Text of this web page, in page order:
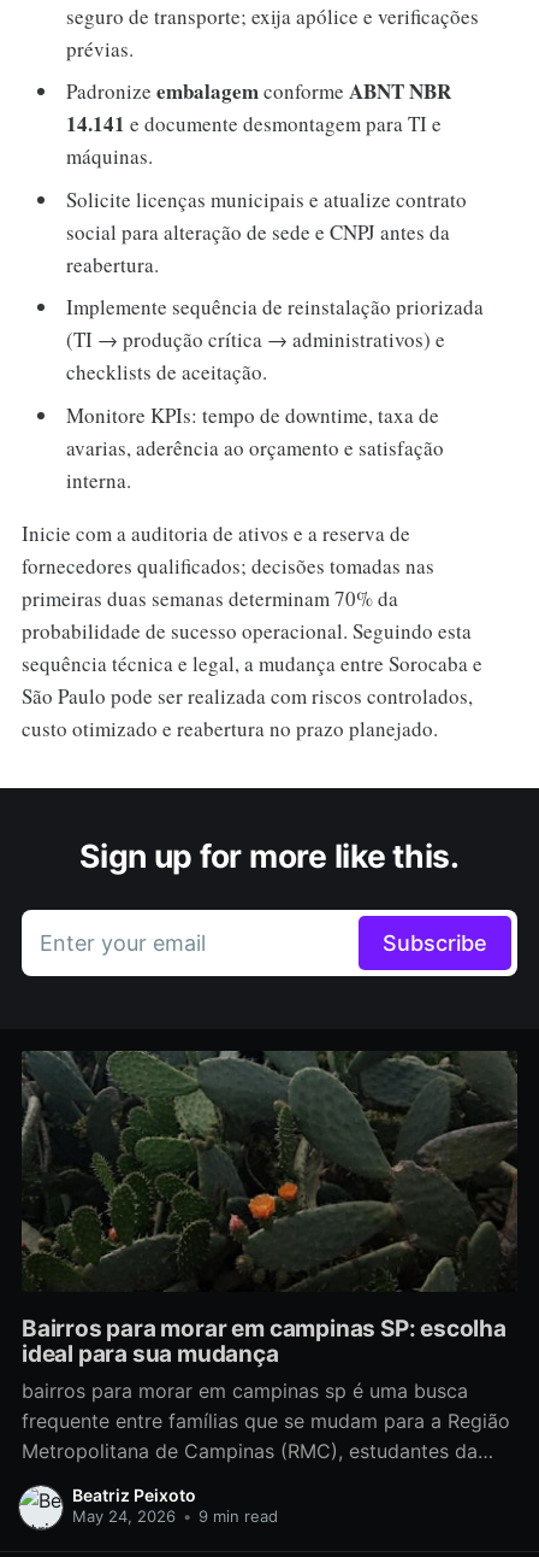
seguro de transporte; exija apólice e verificações
prévias.
PadronizeembalagemconformeABNT NBR
14.141 e documente desmontagem para TI e
máquinas.
Solicite licenças municipais e atualize contrato
social para alteração de sede e CNPJ antes da
reabertura.
Implemente sequência de reinstalação priorizada
(TI → produção crítica → administrativos) e
checklists de aceitação.
Monitore KPIs: tempo de downtime, taxa de
avarias, aderência ao orçamento e satisfação
interna.
Inicie com a auditoria de ativos e a reserva de
fornecedores qualificados; decisões tomadas nas
primeiras duas semanas determinam 70% da
probabilidade de sucesso operacional. Seguindo esta
sequência técnica e legal, a mudança entre Sorocaba e
São Paulo pode ser realizada com riscos controlados,
custo otimizado e reabertura no prazo planejado.
Sign up for more like this.
Enter your email Subscribe
Bairros para morar em campinas SP: escolha
ideal para sua mudança
bairros para morar em campinas sp é uma busca
frequente entre famílias que se mudam para a Região
Metropolitana de Campinas (RMC), estudantes da
Unicamp e da PUC, profissionais com deslocamento
diário e empresas que estabelecem filiais na região.
Beatriz Peixoto
May 24, 2026 • 9 min read